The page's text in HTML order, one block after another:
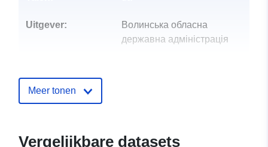
Uitgever:
Волинська обласна
державна адміністрація
Meer tonen
Vergelijkbare datasets